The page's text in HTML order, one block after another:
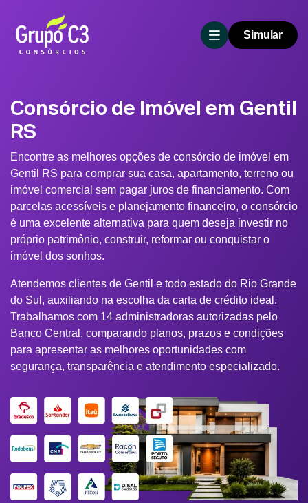
Simular
Consórcio de Imóvel em Gentil
RS
Encontre as melhores opções de consórcio de imóvel em
Gentil RS para comprar sua casa, apartamento, terreno ou
imóvel comercial sem pagar juros de financiamento. Com
parcelas acessíveis e planejamento financeiro, o consórcio
é uma excelente alternativa para quem deseja investir no
próprio patrimônio, construir, reformar ou conquistar o
imóvel dos sonhos.
Atendemos clientes de Gentil e todo estado do Rio Grande
do Sul, auxiliando na escolha da carta de crédito ideal.
Trabalhamos com 14 administradoras autorizadas pelo
Banco Central, comparando planos, prazos e condições
para apresentar as melhores oportunidades com
segurança, transparência e atendimento especializado.